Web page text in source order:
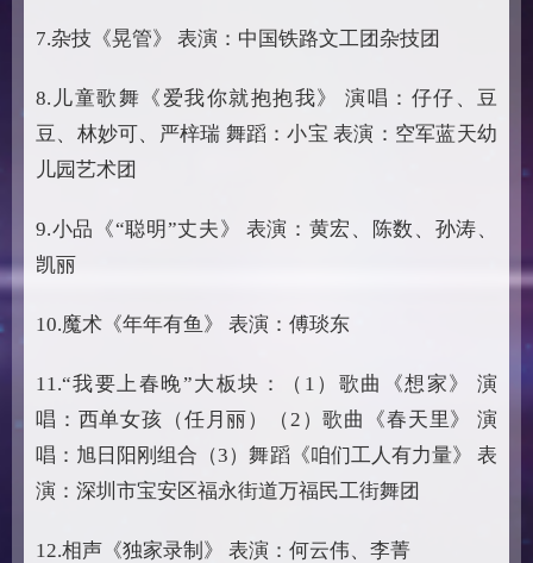
7.杂技《晃管》 表演：中国铁路文工团杂技团
8.儿童歌舞《爱我你就抱抱我》 演唱：仔仔、豆
豆、林妙可、严梓瑞 舞蹈：小宝 表演：空军蓝天幼
儿园艺术团
9.小品《“聪明”丈夫》 表演：黄宏、陈数、孙涛、
凯丽
10.魔术《年年有鱼》 表演：傅琰东
11.“我要上春晚”大板块：（1）歌曲《想家》 演
唱：西单女孩（任月丽）（2）歌曲《春天里》 演
唱：旭日阳刚组合（3）舞蹈《咱们工人有力量》 表
演：深圳市宝安区福永街道万福民工街舞团
12.相声《独家录制》 表演：何云伟、李菁